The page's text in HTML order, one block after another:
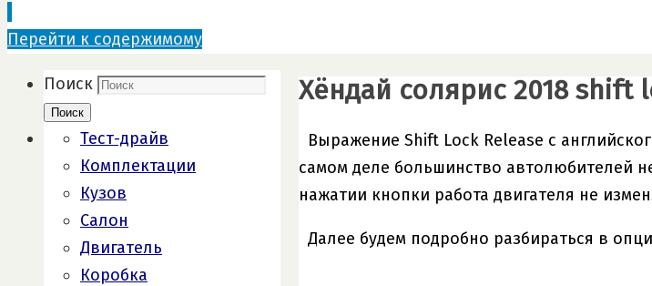
Перейти к содержимому
Хёндай солярис 2018 shift
Выражение Shift Lock Release с
самом деле большинство автолюбителей
нажатии кнопки работа двигателя не
Далее будем подробно разбираться в
Поиск
Поиск
Тест-драйв
Комплектации
Кузов
Салон
Двигатель
Коробка